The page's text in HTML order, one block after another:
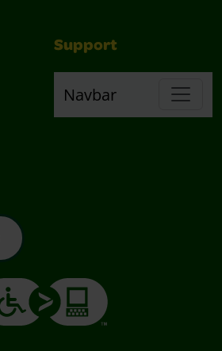
Support
Navbar